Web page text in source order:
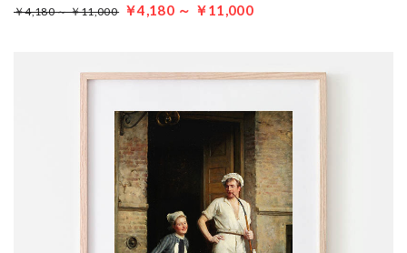
￥4,180 ～ ￥11,000 ￥4,180 ～ ￥11,000